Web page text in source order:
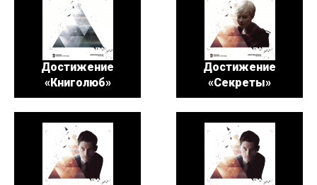
Достижение
«Книголюб»
Достижение
«Секреты»